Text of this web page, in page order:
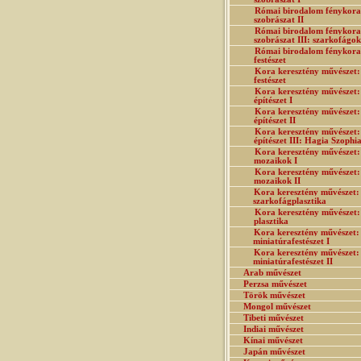
Római birodalom
szobrászat II
Római birodalom
szobrászat III: szarkofágok
Római birodalom
festészet
Kora keresztény művészet:
festészet
Kora keresztény művészet:
építészet I
Kora keresztény művészet:
építészet II
Kora keresztény művészet:
építészet III: Hagia Szophia
Kora keresztény művészet:
mozaikok I
Kora keresztény művészet:
mozaikok II
Kora keresztény művészet:
szarkofágplasztika
Kora keresztény művészet:
plasztika
Kora keresztény művészet:
miniatúrafestészet I
Kora keresztény művészet:
miniatúrafestészet II
Arab művészet
Perzsa művészet
Török művészet
Mongol művészet
Tibeti művészet
Indiai művészet
Kínai művészet
Japán művészet